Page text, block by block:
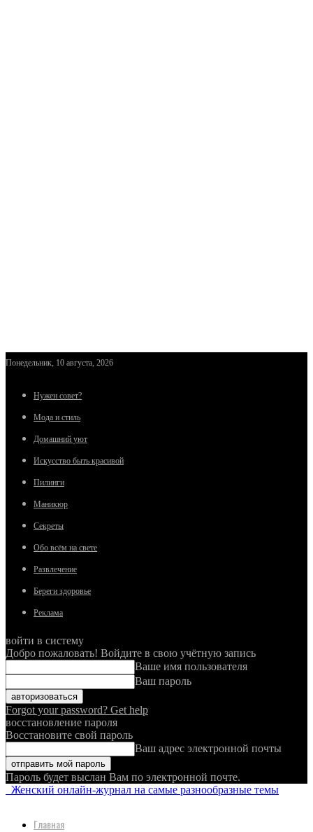
Понедельник, 10 августа, 2026
Нужен совет?
Мода и стиль
Домашний уют
Искусство быть красивой
Пилинги
Маникюр
Секреты
Обо всём на свете
Развлечение
Береги здоровье
Реклама
войти в систему
Добро пожаловать! Войдите в свою учётную запись
Ваше имя пользователя
Ваш пароль
Forgot your password? Get help
восстановление пароля
Восстановите свой пароль
Ваш адрес электронной почты
Пароль будет выслан Вам по электронной почте.
Женский онлайн-журнал на самые разнообразные темы
Главная